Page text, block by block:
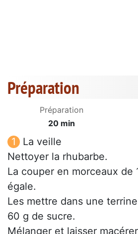
Préparation
Préparation
20 min
La veille
Nettoyer la rhubarbe.
La couper en morceaux de
égale.
Les mettre dans une
60 g de sucre.
Mélanger et laisser